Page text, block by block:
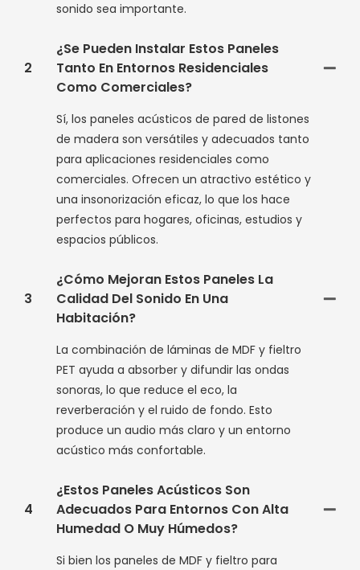
sonido sea importante.
2
¿Se Pueden Instalar Estos Paneles
Tanto En Entornos Residenciales
Como Comerciales?
Sí, los paneles acústicos de pared de listones
de madera son versátiles y adecuados tanto
para aplicaciones residenciales como
comerciales. Ofrecen un atractivo estético y
una insonorización eficaz, lo que los hace
perfectos para hogares, oficinas, estudios y
espacios públicos.
3
¿Cómo Mejoran Estos Paneles La
Calidad Del Sonido En Una
Habitación?
La combinación de láminas de MDF y fieltro
PET ayuda a absorber y difundir las ondas
sonoras, lo que reduce el eco, la
reverberación y el ruido de fondo. Esto
produce un audio más claro y un entorno
acústico más confortable.
4
¿Estos Paneles Acústicos Son
Adecuados Para Entornos Con Alta
Humedad O Muy Húmedos?
Si bien los paneles de MDF y fieltro para